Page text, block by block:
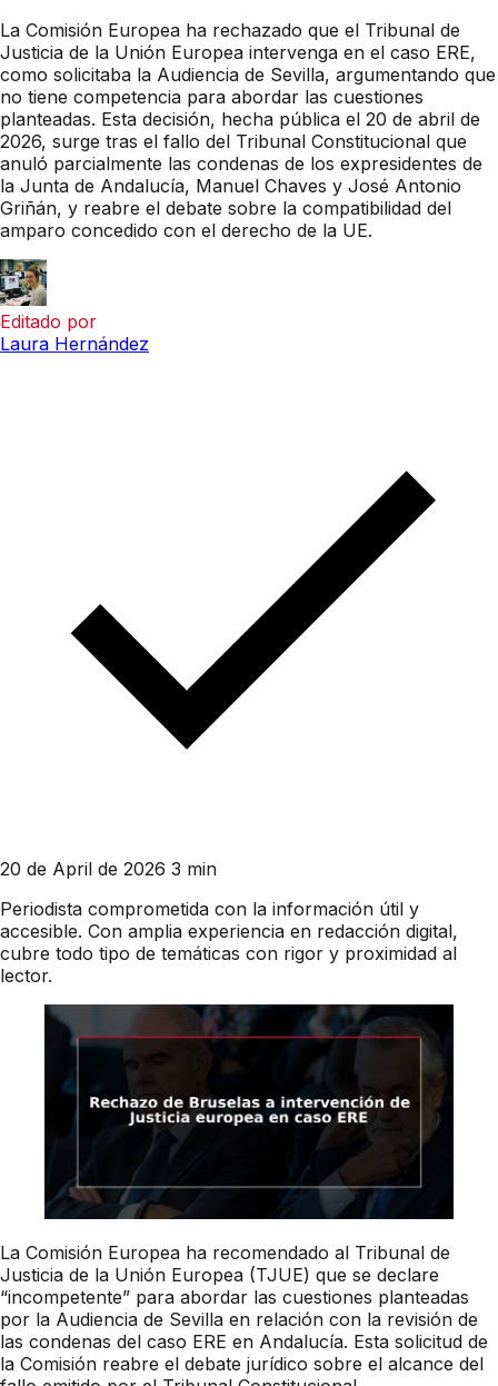
La Comisión Europea ha rechazado que el Tribunal de
Justicia de la Unión Europea intervenga en el caso ERE,
como solicitaba la Audiencia de Sevilla, argumentando que
no tiene competencia para abordar las cuestiones
planteadas. Esta decisión, hecha pública el 20 de abril de
2026, surge tras el fallo del Tribunal Constitucional que
anuló parcialmente las condenas de los expresidentes de
la Junta de Andalucía, Manuel Chaves y José Antonio
Griñán, y reabre el debate sobre la compatibilidad del
amparo concedido con el derecho de la UE.
Editado por
Laura Hernández
20 de April de 2026 3 min
Periodista comprometida con la información útil y
accesible. Con amplia experiencia en redacción digital,
cubre todo tipo de temáticas con rigor y proximidad al
lector.
La Comisión Europea ha recomendado al Tribunal de
Justicia de la Unión Europea (TJUE) que se declare
“incompetente” para abordar las cuestiones planteadas
por la Audiencia de Sevilla en relación con la revisión de
las condenas del caso ERE en Andalucía. Esta solicitud de
la Comisión reabre el debate jurídico sobre el alcance del